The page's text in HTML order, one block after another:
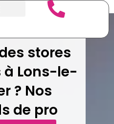
et
stores
à Lons-le-
? Nos
de pro